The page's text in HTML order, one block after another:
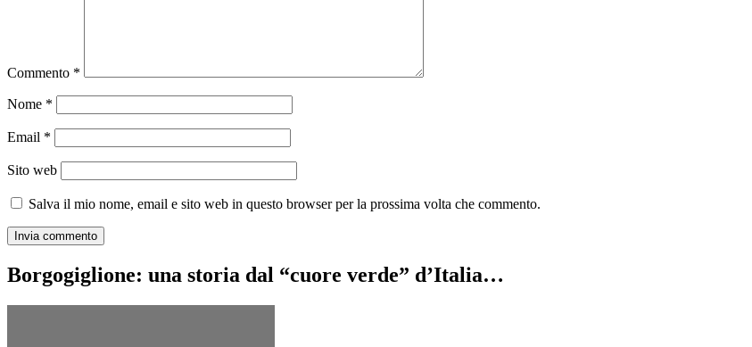
Commento *
Nome *
Email *
Sito web
Salva il mio nome, email e sito web in questo browser per la prossima volta che commento.
Borgogiglione: una storia dal “cuore verde” d’Italia…